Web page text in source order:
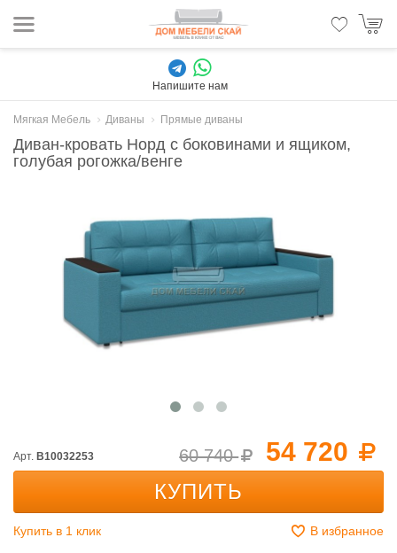
Напишите нам
Мягкая Мебель Диваны Прямые диваны
Диван-кровать Норд с боковинами и ящиком,
голубая рогожка/венге
54 720
60 740
Арт. B10032253
КУПИТЬ
Купить в 1 клик В избранное